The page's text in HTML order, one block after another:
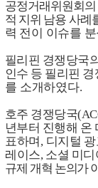
공정거래위원회
적 지위 남용 사례
력 전이 이슈를
필리핀 경쟁당국의
인수 등 필리핀 경
를 소개하였다.
호주 경쟁당국
년부터 진행해 온
표하며 , 디지털
레이스, 소셜 미디
규제 개혁 논의가